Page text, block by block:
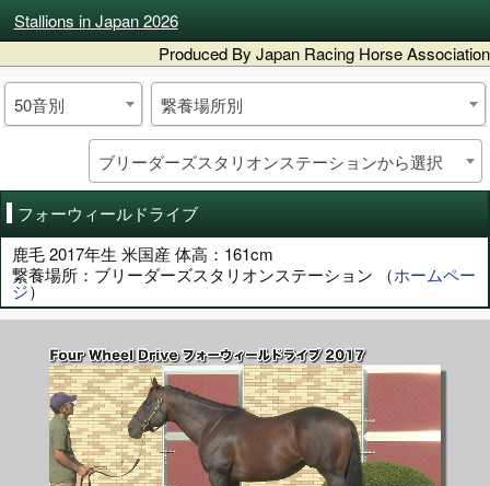
Stallions in Japan 2026
Produced By Japan Racing Horse Association
50音別 繋養場所別
ブリーダーズスタリオンステーションから選択
フォーウィールドライブ
鹿毛 2017年生 米国産 体高：161cm
繋養場所：ブリーダーズスタリオンステーション （ホームペー
ジ）